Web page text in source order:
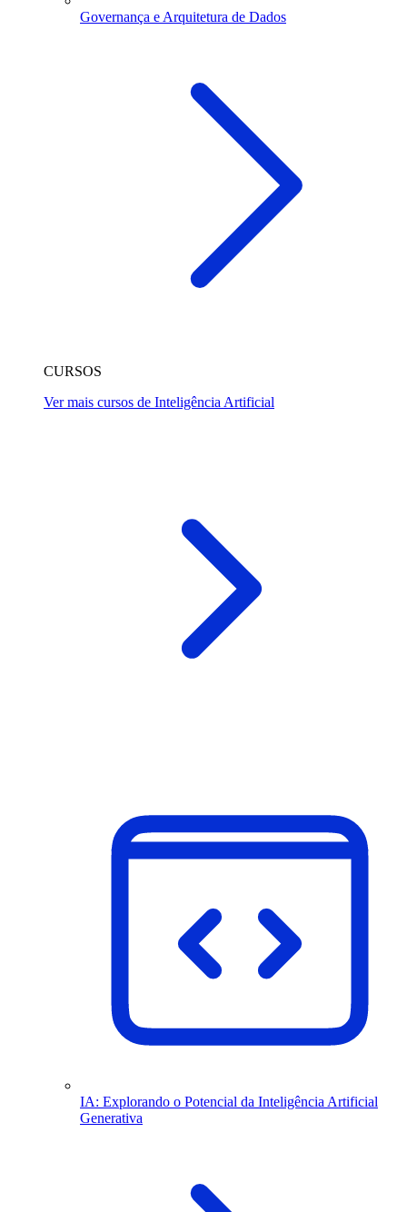
Governança e Arquitetura de Dados
CURSOS
Ver mais cursos de Inteligência Artificial
IA: Explorando o Potencial da Inteligência Artificial
Generativa